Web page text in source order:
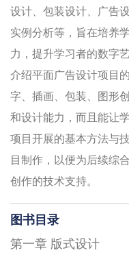
设计、包装设计、广告
实例分析等，旨在培养
力，提升学习者的数字
介绍平面广告设计项目
字、插画、包装、图形
和设计能力，而且能让
项目开展的基本方法与
目制作，以便为后续综
创作的技术支持。
图书目录
第一章 版式设计